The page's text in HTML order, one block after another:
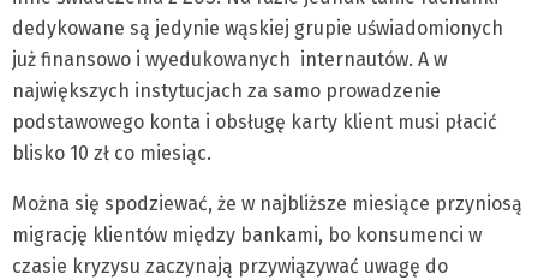
dedykowane są jedynie wąskiej grupie uświadomionych
już finansowo i wyedukowanych internautów. A w
największych instytucjach za samo prowadzenie
podstawowego konta i obsługę karty klient musi płacić
blisko 10 zł co miesiąc.
Można się spodziewać, że w najbliższe miesiące przyniosą
migrację klientów między bankami, bo konsumenci w
czasie kryzysu zaczynają przywiązywać uwagę do